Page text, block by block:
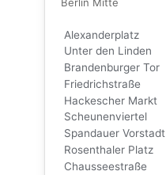
Alexanderplatz
Unter den Linden
Brandenburger Tor
Friedrichstraße
Hackescher Markt
Scheunenviertel
Spandauer Vorstadt
Rosenthaler Platz
Chausseestraße